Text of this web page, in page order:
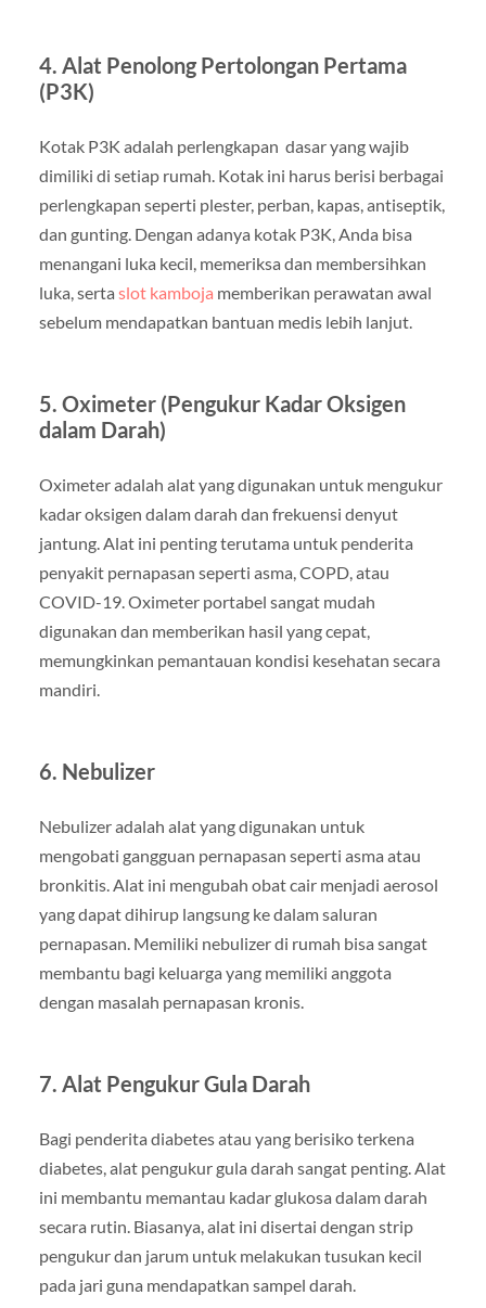
4. Alat Penolong Pertolongan Pertama
(P3K)
Kotak P3K adalah perlengkapan dasar yang wajib
dimiliki di setiap rumah. Kotak ini harus berisi berbagai
perlengkapan seperti plester, perban, kapas, antiseptik,
dan gunting. Dengan adanya kotak P3K, Anda bisa
menangani luka kecil, memeriksa dan membersihkan
luka, serta slot kamboja memberikan perawatan awal
sebelum mendapatkan bantuan medis lebih lanjut.
5. Oximeter (Pengukur Kadar Oksigen
dalam Darah)
Oximeter adalah alat yang digunakan untuk mengukur
kadar oksigen dalam darah dan frekuensi denyut
jantung. Alat ini penting terutama untuk penderita
penyakit pernapasan seperti asma, COPD, atau
COVID-19. Oximeter portabel sangat mudah
digunakan dan memberikan hasil yang cepat,
memungkinkan pemantauan kondisi kesehatan secara
mandiri.
6. Nebulizer
Nebulizer adalah alat yang digunakan untuk
mengobati gangguan pernapasan seperti asma atau
bronkitis. Alat ini mengubah obat cair menjadi aerosol
yang dapat dihirup langsung ke dalam saluran
pernapasan. Memiliki nebulizer di rumah bisa sangat
membantu bagi keluarga yang memiliki anggota
dengan masalah pernapasan kronis.
7. Alat Pengukur Gula Darah
Bagi penderita diabetes atau yang berisiko terkena
diabetes, alat pengukur gula darah sangat penting. Alat
ini membantu memantau kadar glukosa dalam darah
secara rutin. Biasanya, alat ini disertai dengan strip
pengukur dan jarum untuk melakukan tusukan kecil
pada jari guna mendapatkan sampel darah.